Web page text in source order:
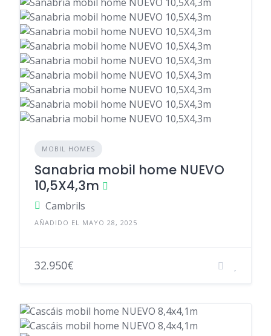
MOBIL HOMES
Sanabria mobil home NUEVO
10,5X4,3m
Cambrils
AÑADIDO EL MAYO 28, 2025
32.950€